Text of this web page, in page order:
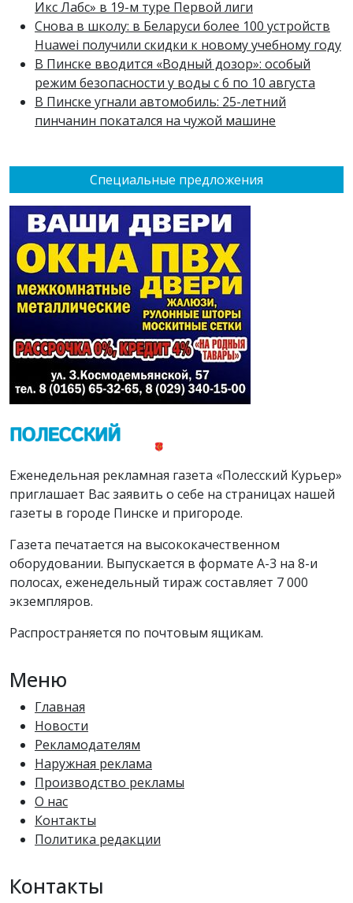
Специальные предложения
Икс Лабс» в 19-м туре Первой лиги
Снова в школу: в Беларуси более 100 устройств
Huawei получили скидки к новому учебному году
В Пинске вводится «Водный дозор»: особый
режим безопасности у воды с 6 по 10 августа
В Пинске угнали автомобиль: 25-летний
пинчанин покатался на чужой машине
Еженедельная рекламная газета «Полесский Курьер»
приглашает Вас заявить о себе на страницах нашей
газеты в городе Пинске и пригороде.
Газета печатается на высококачественном
оборудовании. Выпускается в формате А-3 на 8-и
полосах, еженедельный тираж составляет 7 000
экземпляров.
Распространяется по почтовым ящикам.
Меню
Главная
Новости
Рекламодателям
Наружная реклама
Производство рекламы
О нас
Контакты
Политика редакции
Контакты